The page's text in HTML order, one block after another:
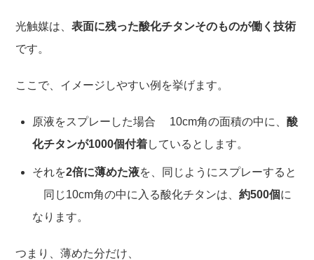
光触媒は、表面に残った酸化チタンそのものが働く技術
です。
ここで、イメージしやすい例を挙げます。
原液をスプレーした場合 10cm角の面積の中に、酸
化チタンが1000個付着しているとします。
それを2倍に薄めた液を、同じようにスプレーすると
同じ10cm角の中に入る酸化チタンは、約500個に
なります。
つまり、薄めた分だけ、